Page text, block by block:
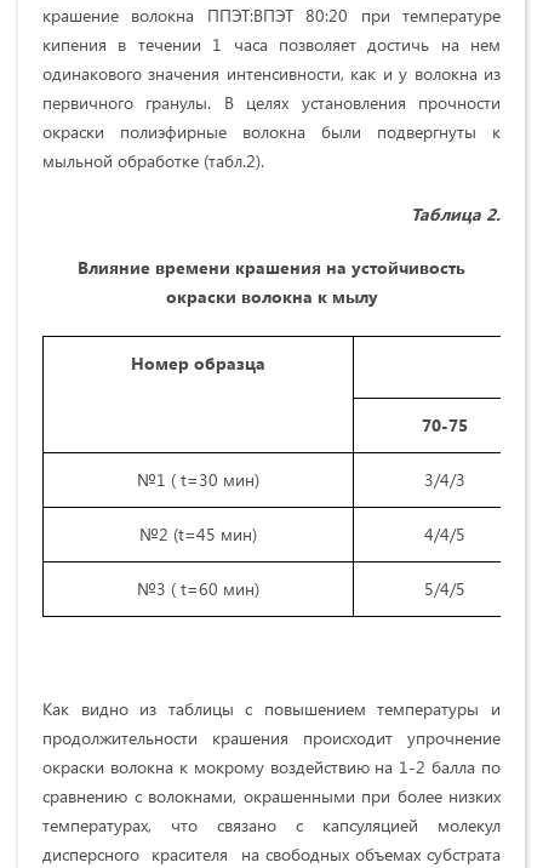
крашение волокна ППЭТ:ВПЭТ 80:20 при температуре
кипения в течении 1 часа позволяет достичь на нем
одинакового значения интенсивности, как и у волокна из
первичного гранулы. В целях установления прочности
окраски полиэфирные волокна были подвергнуты к
мыльной обработке (табл.2).
Таблица 2.
Влияние времени крашения на устойчивость
окраски волокна к мылу
Номер образца
70-75
№1 ( t=30 мин) 3/4/3
№2 (t=45 мин) 4/4/5
№3 ( t=60 мин) 5/4/5
Как видно из таблицы с повышением температуры и
продолжительности крашения происходит упрочнение
окраски волокна к мокрому воздействию на 1-2 балла по
сравнению с волокнами, окрашенными при более низких
температурах, что связано с капсуляцией молекул
дисперсного красителя на свободных объемах субстрата